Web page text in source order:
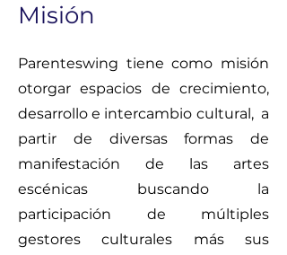
Misión
Parenteswing tiene como misión
otorgar espacios de crecimiento,
desarrollo e intercambio cultural, a
partir de diversas formas de
manifestación de las artes
escénicas buscando la
participación de múltiples
gestores culturales más sus